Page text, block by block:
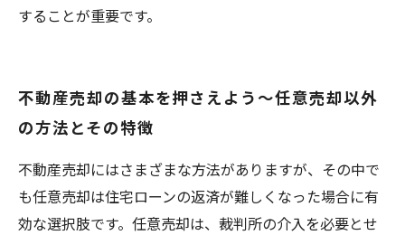
することが重要です。
不動産売却の基本を押さえよう〜任意売却以外
の方法とその特徴
不動産売却にはさまざまな方法がありますが、その中で
も任意売却は住宅ローンの返済が難しくなった場合に有
効な選択肢です。任意売却は、裁判所の介入を必要とせ